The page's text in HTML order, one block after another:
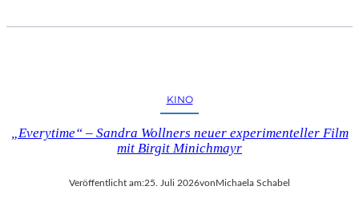
KINO
„Everytime“ – Sandra Wollners neuer experimenteller Film
mit Birgit Minichmayr
Veröffentlicht am:25. Juli 2026von Michaela Schabel